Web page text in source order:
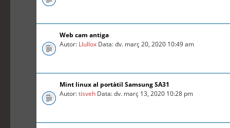
Web cam antiga
Autor: Llullox Data: dv. març 20, 2020 10:49 am
Mint linux al portàtil Samsung SA31
Autor:tisveh Data: dv. març 13, 2020 10:28 pm